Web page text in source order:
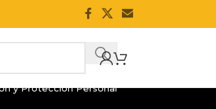
y Protección Personal